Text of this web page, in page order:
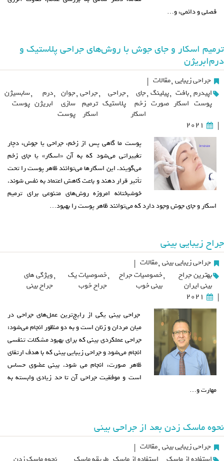
فصلی و دائمی، و…
ترمیم اسکار و جای جوش با روش‌های جراحی پلاستیک و
درم‌ابریژن
جراحی زیبایی ,مقالات |
اپیدرم
پوست
,بافت
اسکار
,پیلینگ
صورت
,جای
زخم
اسکار
,جراحی
پلاستیک
,جراحی
ترمیم
اسکار
,جوان
سازی
پوست
,درم
ابریژن
,سابسیژن
پوست
|
2021
پوست ما گاهی پس از زخم، جراحی یا جوش، دچار
تغییراتی می‌شود که به آن «اسکار» یا جای زخم
می‌گویند. این اسکارها می‌توانند ظاهر پوست را تحت
تأثیر قرار دهند و باعث کاهش اعتماد به نفس شوند.
خوشبختانه امروزه روش‌های متنوعی برای ترمیم
اسکار و جای جوش وجود دارد که می‌توانند ظاهر پوست را بهبود…
جراح زیبایی بینی
جراحی زیبایی بینی ,مقالات |
بهترین جراح
بینی ایران
,خصوصیات جراح
بینی خوب
,خصوصیات یک
جراح خوب
,ویژگی های
جراح بینی
|
2021
جراحی بینی یکی از رایج‌ترین عمل‌های جراحی در
میان مردان و زنان است و به دو منظور انجام می‌شود:
جراحی عملکردی بینی که برای بهبود مشکلات تنفسی
انجام می‌شود و جراحی زیبایی بینی که با هدف ارتقای
ظاهر صورت، انجام می شود. بینی عضوی حساس
است و موفقیت جراحی آن تا حد زیادی وابسته به
مهارت و…
نحوه ماسک زدن بعد از جراحی بینی
جراحی زیبایی بینی ,مقالات |